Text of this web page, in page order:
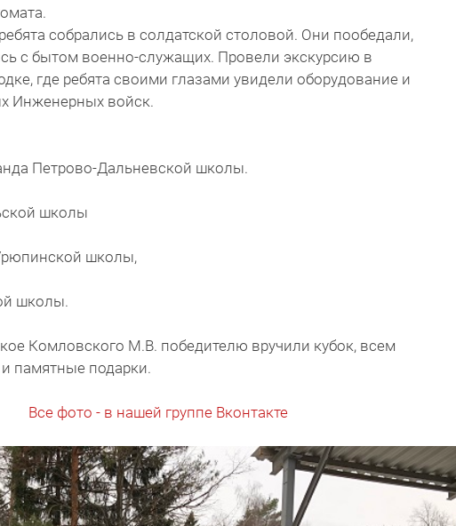
собрались в солдатской столовой. Они пообедали,
с бытом военно-служащих. Провели экскурсию в
где ребята своими глазами увидели оборудование и
Инженерных войск.
Петрово-Дальневской школы.
школы
школы,
школы.
Комловского М.В. победителю вручили кубок, всем
памятные подарки.
Все фото - в нашей группе Вконтакте